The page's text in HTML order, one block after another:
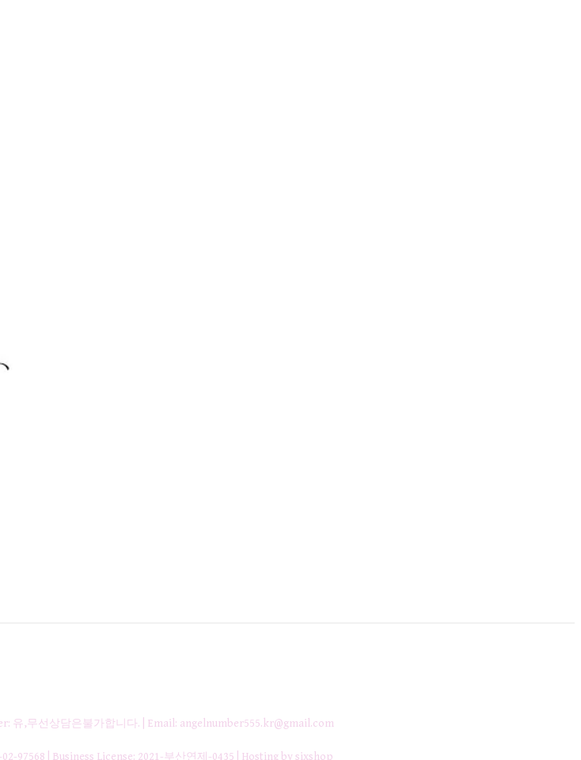
유,무선상담은불가합니다. | Email: angelnumber555.kr@gmail.com
02-97568 | Business License: 2021-부산연제-0435 | Hosting by sixshop